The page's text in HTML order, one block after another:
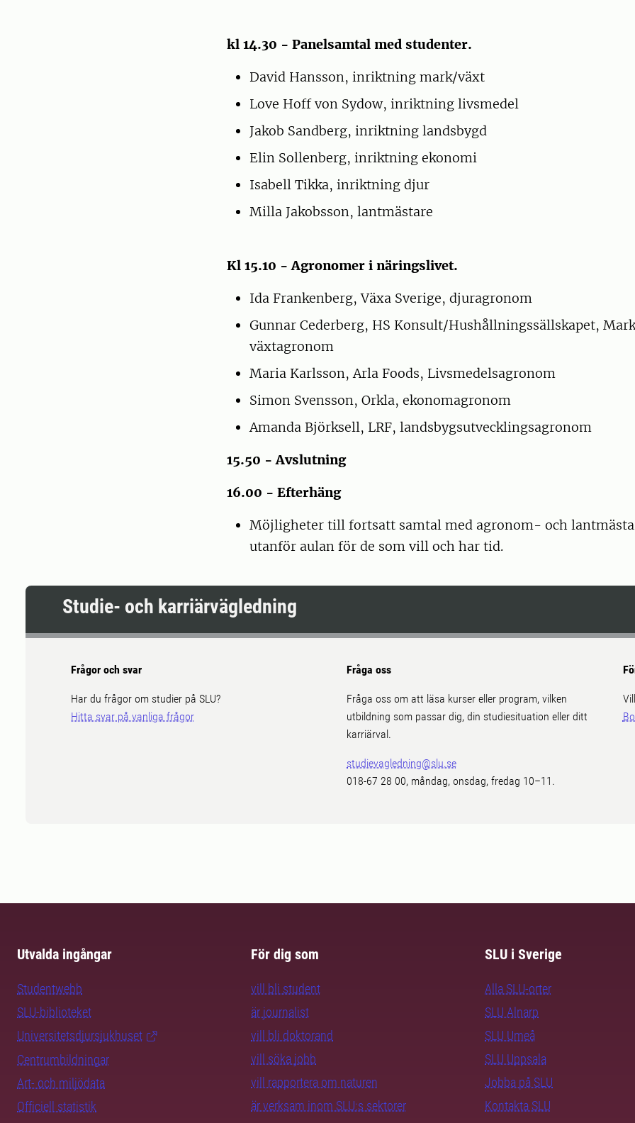
kl 14.30 - Panelsamtal med studenter.
David Hansson, inriktning mark/växt
Love Hoff von Sydow, inriktning livsmedel
Jakob Sandberg, inriktning landsbygd
Elin Sollenberg, inriktning ekonomi
Isabell Tikka, inriktning djur
Milla Jakobsson, lantmästare
Kl 15.10 - Agronomer i näringslivet.
Ida Frankenberg, Växa Sverige, djuragronom
Gunnar Cederberg, HS Konsult/Hushållningssällskapet,
växtagronom
Maria Karlsson, Arla Foods, Livsmedelsagronom
Simon Svensson, Orkla, ekonomagronom
Amanda Björksell, LRF, landsbygsutvecklingsagronom
15.50 - Avslutning
16.00 - Efterhäng
Möjligheter till fortsatt samtal med agronom- och
utanför aulan för de som vill och har tid.
Studie- och karriärvägledning
Frågor och svar
Har du frågor om studier på SLU?
Hitta svar på vanliga frågor
Fråga oss
Fråga oss om att läsa kurser eller program, vilken
utbildning som passar dig, din studiesituation eller ditt
karriärval.
studievagledning@slu.se
018-67 28 00, måndag, onsdag, fredag 10–11.
Utvalda ingångar
Studentwebb
SLU-biblioteket
Universitetsdjursjukhuset
Centrumbildningar
Art- och miljödata
Officiell statistik
För dig som
vill bli student
är journalist
vill bli doktorand
vill söka jobb
vill rapportera om naturen
är verksam inom SLU:s sektorer
SLU i Sverige
Alla SLU-orter
SLU Alnarp
SLU Umeå
SLU Uppsala
Jobba på SLU
Kontakta SLU